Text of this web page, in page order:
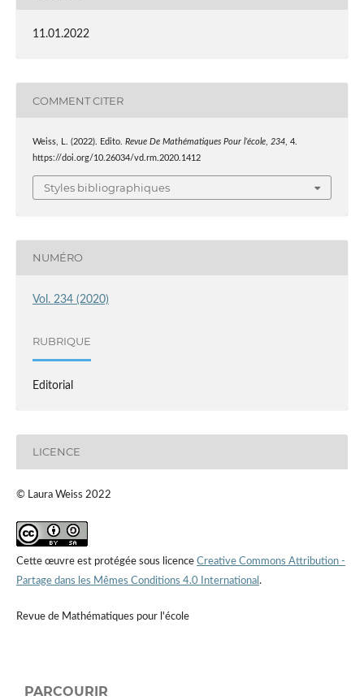
11.01.2022
COMMENT CITER
Weiss, L. (2022). Edito. Revue De Mathématiques Pour l’école, 234, 4.
https://doi.org/10.26034/vd.rm.2020.1412
Styles bibliographiques
NUMÉRO
Vol. 234 (2020)
RUBRIQUE
Editorial
LICENCE
© Laura Weiss 2022
Cette œuvre est protégée sous licence Creative Commons Attribution -
Partage dans les Mêmes Conditions 4.0 International .
Revue de Mathématiques pour l'école
PARCOURIR